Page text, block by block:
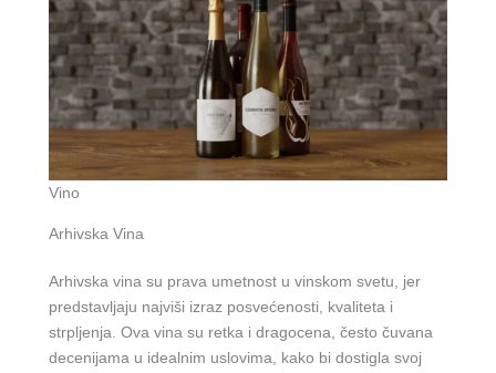
Vino
Arhivska Vina
Arhivska vina su prava umetnost u vinskom svetu, jer
predstavljaju najviši izraz posvećenosti, kvaliteta i
strpljenja. Ova vina su retka i dragocena, često čuvana
decenijama u idealnim uslovima, kako bi dostigla svoj